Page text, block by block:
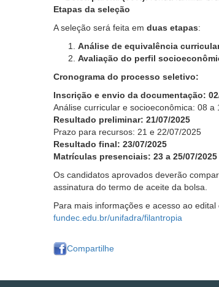
Etapas da seleção
A seleção será feita em duas etapas:
Análise de equivalência
Avaliação do perfil
Cronograma do processo seletivo:
Inscrição e envio da documentação:
Análise curricular e socioeconômica: 08 a
Resultado preliminar: 21/07/2025
Prazo para recursos: 21 e 22/07/2025
Resultado final: 23/07/2025
Matrículas presenciais: 23 a 25/07/2025
Os candidatos aprovados deverão
assinatura do termo de aceite da bolsa.
Para mais informações e acesso ao edital
fundec.edu.br/unifadra/filantropia
Compartilhe